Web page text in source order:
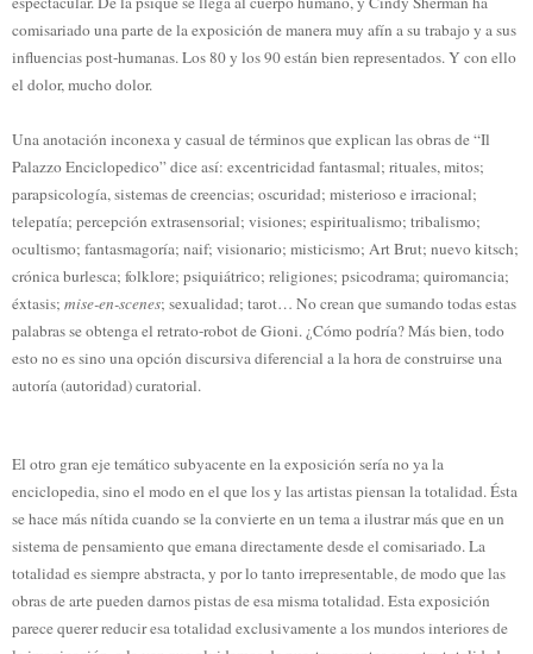
comisariado una parte de la exposición de manera muy afín a su trabajo y a sus
influencias post-humanas. Los 80 y los 90 están bien representados. Y con ello
el dolor, mucho dolor.
Una anotación inconexa y casual de términos que explican las obras de “Il
Palazzo Enciclopedico” dice así: excentricidad fantasmal; rituales, mitos;
parapsicología, sistemas de creencias; oscuridad; misterioso e irracional;
telepatía; percepción extrasensorial; visiones; espiritualismo; tribalismo;
ocultismo; fantasmagoría; naif; visionario; misticismo; Art Brut; nuevo kitsch;
crónica burlesca; folklore; psiquiátrico; religiones; psicodrama; quiromancia;
éxtasis; mise-en-scenes; sexualidad; tarot… No crean que sumando todas estas
palabras se obtenga el retrato-robot de Gioni. ¿Cómo podría? Más bien, todo
esto no es sino una opción discursiva diferencial a la hora de construirse una
autoría (autoridad) curatorial.
El otro gran eje temático subyacente en la exposición sería no ya la
enciclopedia, sino el modo en el que los y las artistas piensan la totalidad. Ésta
se hace más nítida cuando se la convierte en un tema a ilustrar más que en un
sistema de pensamiento que emana directamente desde el comisariado. La
totalidad es siempre abstracta, y por lo tanto irrepresentable, de modo que las
obras de arte pueden darnos pistas de esa misma totalidad. Esta exposición
parece querer reducir esa totalidad exclusivamente a los mundos interiores de